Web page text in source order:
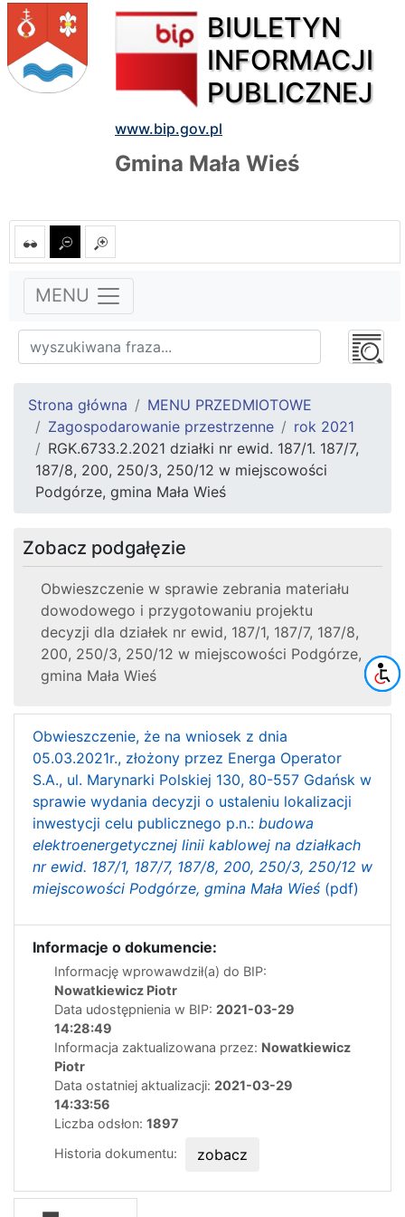
BIULETYN
INFORMACJI
PUBLICZNEJ
www.bip.gov.pl
Gmina Mała Wieś
MENU
Strona główna
MENU PRZEDMIOTOWE
Zagospodarowanie przestrzenne
rok 2021
RGK.6733.2.2021 działki nr ewid. 187/1. 187/7,
187/8, 200, 250/3, 250/12 w miejscowości
Podgórze, gmina Mała Wieś
Zobacz podgałęzie
Obwieszczenie w sprawie zebrania materiału
dowodowego i przygotowaniu projektu
decyzji dla działek nr ewid, 187/1, 187/7, 187/8,
200, 250/3, 250/12 w miejscowości Podgórze,
gmina Mała Wieś
Obwieszczenie, że na wniosek z dnia
05.03.2021r., złożony przez Energa Operator
S.A., ul. Marynarki Polskiej 130, 80-557 Gdańsk w
sprawie wydania decyzji o ustaleniu lokalizacji
inwestycji celu publicznego p.n.: budowa
elektroenergetycznej linii kablowej na działkach
nr ewid. 187/1, 187/7, 187/8, 200, 250/3, 250/12 w
miejscowości Podgórze, gmina Mała Wieś (pdf)
Informacje o dokumencie:
Informację wprowawdził(a) do BIP:
Nowatkiewicz Piotr
Data udostępnienia w BIP: 2021-03-29
14:28:49
Informacja zaktualizowana przez: Nowatkiewicz
Piotr
Data ostatniej aktualizacji: 2021-03-29
14:33:56
Liczba odsłon: 1897
Historia dokumentu:
zobacz